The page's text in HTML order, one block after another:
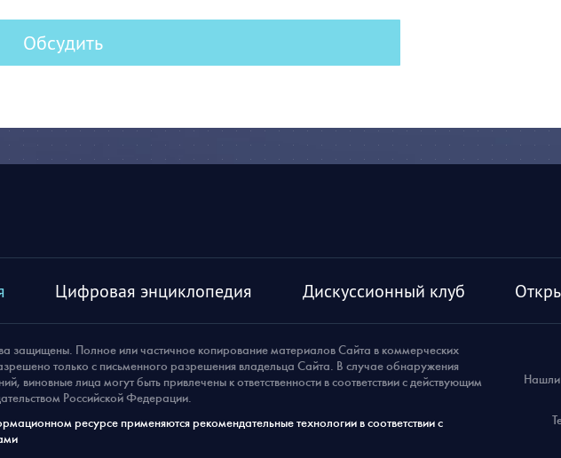
Обсудить
Цифровая энциклопедия Дискуссионный клуб
Нашли
защищены. Полное или частичное копирование материалов Сайта в коммерческих
только с письменного разрешения владельца Сайта. В случае обнаружения
виновные лица могут быть привлечены к ответственности в соответствии с действующим
Российской Федерации.
ресурсе применяются рекомендательные технологии в соответствии с